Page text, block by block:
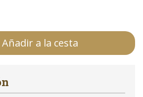
Añadir a la cesta